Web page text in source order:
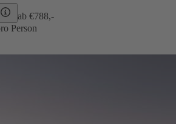
ab €788,-
Person